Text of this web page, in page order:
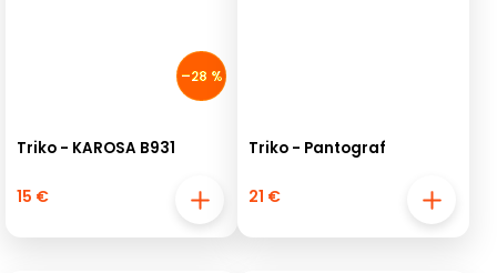
–28 %
Triko - KAROSA B931
15 €
Triko - Pantograf
21 €